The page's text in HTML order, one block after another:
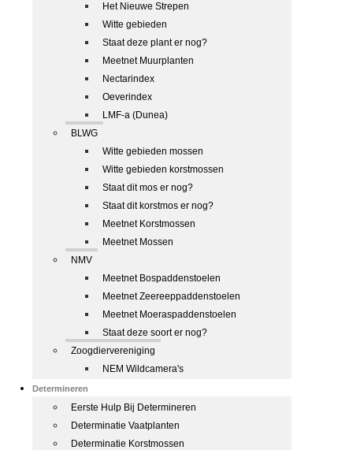
Het Nieuwe Strepen
Witte gebieden
Staat deze plant er nog?
Meetnet Muurplanten
Nectarindex
Oeverindex
LMF-a (Dunea)
BLWG
Witte gebieden mossen
Witte gebieden korstmossen
Staat dit mos er nog?
Staat dit korstmos er nog?
Meetnet Korstmossen
Meetnet Mossen
NMV
Meetnet Bospaddenstoelen
Meetnet Zeereeppaddenstoelen
Meetnet Moeraspaddenstoelen
Staat deze soort er nog?
Zoogdiervereniging
NEM Wildcamera's
Determineren
Eerste Hulp Bij Determineren
Determinatie Vaatplanten
Determinatie Korstmossen